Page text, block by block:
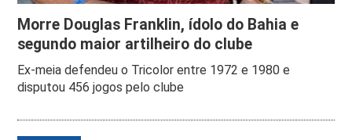
Morre Douglas Franklin, ídolo do Bahia e
segundo maior artilheiro do clube
Ex-meia defendeu o Tricolor entre 1972 e 1980 e
disputou 456 jogos pelo clube